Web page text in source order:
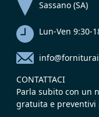
Sassano (SA)
Lun-Ven 9:30-
CONTATTACI
Parla subito con un
gratuita e preventivi